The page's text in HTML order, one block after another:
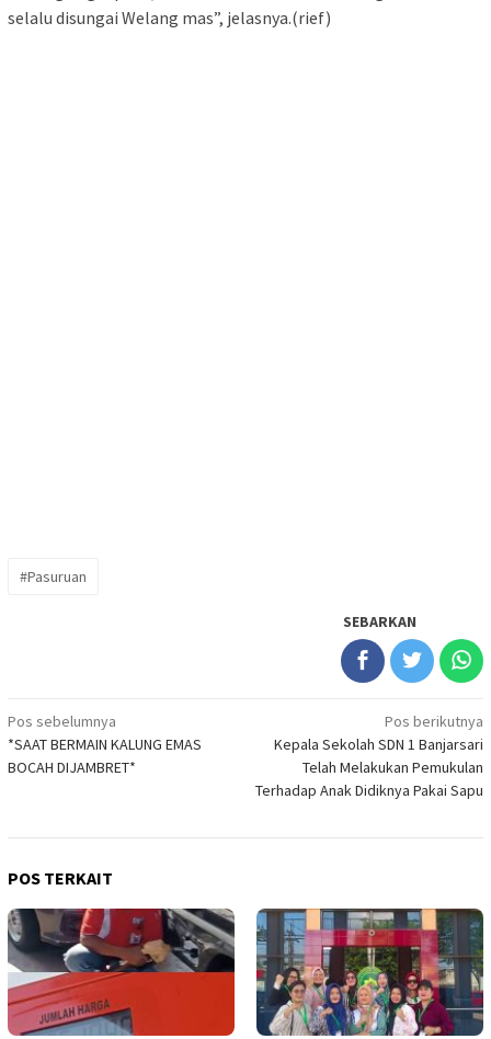
selalu disungai Welang mas”, jelasnya.(rief)
#Pasuruan
SEBARKAN
Navigasi
pos
Pos sebelumnya
*SAAT BERMAIN KALUNG EMAS
BOCAH DIJAMBRET*
Pos berikutnya
Kepala Sekolah SDN 1 Banjarsari
Telah Melakukan Pemukulan
Terhadap Anak Didiknya Pakai Sapu
POS TERKAIT